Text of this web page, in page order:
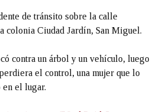
de tránsito sobre la calle
colonia Ciudad Jardín, San Miguel.
contra un árbol y un vehículo, luego
el control, una mujer que lo
en el lugar.